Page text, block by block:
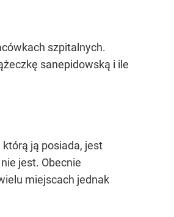
szpitalnych.
sanepidowską i ile
ją posiada, jest
jest. Obecnie
miejscach jednak